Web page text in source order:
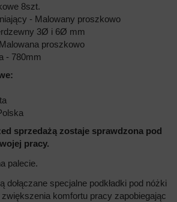
8szt.
- Malowany proszkowo
3Ø i 6Ø mm
proszkowo
- 780mm
sprzedażą zostaje sprawdzona pod
pracy.
palecie.
dołączane specjalne podkładki pod nóżki
komfortu pracy zapobiegając